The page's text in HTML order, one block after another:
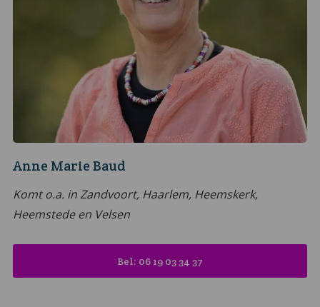
Anne Marie Baud
Komt o.a. in Zandvoort, Haarlem, Heemskerk,
Heemstede en Velsen
Bel: 06 19 03 34 37